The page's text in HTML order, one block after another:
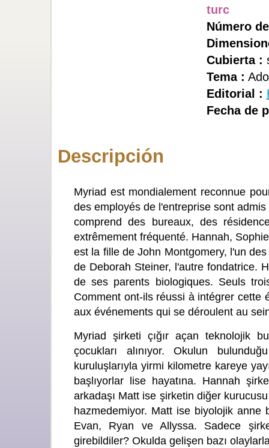
turc
Número
Cubierta :
Tema :
Editorial :
Fecha de
Descripción
Myriad est mondialement reconnue
des employés de l'entreprise sont
comprend des bureaux, des
extrêmement fréquenté. Hannah,
est la fille de John Montgomery, l'un
de Deborah Steiner, l'autre fondatrice.
de ses parents biologiques. Seuls
Comment ont-ils réussi à intégrer cette
aux événements qui se déroulent au
Myriad şirketi çığır açan teknolojik
çocukları alınıyor. Okulun
kuruluşlarıyla yirmi kilometre kareye
başlıyorlar lise hayatına. Hannah
arkadaşı Matt ise şirketin diğer
hazmedemiyor. Matt ise biyolojik anne
Evan, Ryan ve Allyssa. Sadece
girebildiler? Okulda gelişen bazı